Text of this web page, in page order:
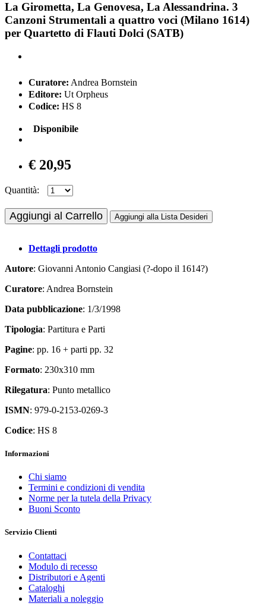
La Girometta, La Genovesa, La Alessandrina. 3
Canzoni Strumentali a quattro voci (Milano 1614)
per Quartetto di Flauti Dolci (SATB)
Curatore: Andrea Bornstein
Editore: Ut Orpheus
Codice: HS 8
Disponibile
€ 20,95
Quantità:
Aggiungi al Carrello Aggiungi alla Lista Desideri
Dettagli prodotto
Autore: Giovanni Antonio Cangiasi (?-dopo il 1614?)
Curatore: Andrea Bornstein
Data pubblicazione: 1/3/1998
Tipologia: Partitura e Parti
Pagine: pp. 16 + parti pp. 32
Formato: 230x310 mm
Rilegatura: Punto metallico
ISMN: 979-0-2153-0269-3
Codice: HS 8
Informazioni
Chi siamo
Termini e condizioni di vendita
Norme per la tutela della Privacy
Buoni Sconto
Servizio Clienti
Contattaci
Modulo di recesso
Distributori e Agenti
Cataloghi
Materiali a noleggio